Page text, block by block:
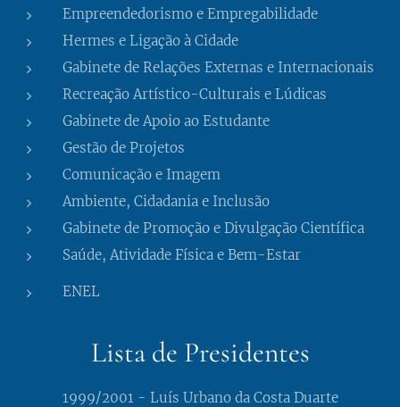
Empreendedorismo e Empregabilidade
Hermes e Ligação à Cidade
Gabinete de Relações Externas e Internacionais
Recreação Artístico-Culturais e Lúdicas
Gabinete de Apoio ao Estudante
Gestão de Projetos
Comunicação e Imagem
Ambiente, Cidadania e Inclusão
Gabinete de Promoção e Divulgação Científica
Saúde, Atividade Física e Bem-Estar
ENEL
Lista de Presidentes
1999/2001 - Luís Urbano da Costa Duarte